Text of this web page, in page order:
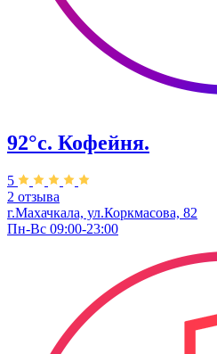
92°с. Кофейня.
5
2 отзыва
г.Махачкала, ​ул.Коркмасова, 82
Пн-Вс 09:00-23:00